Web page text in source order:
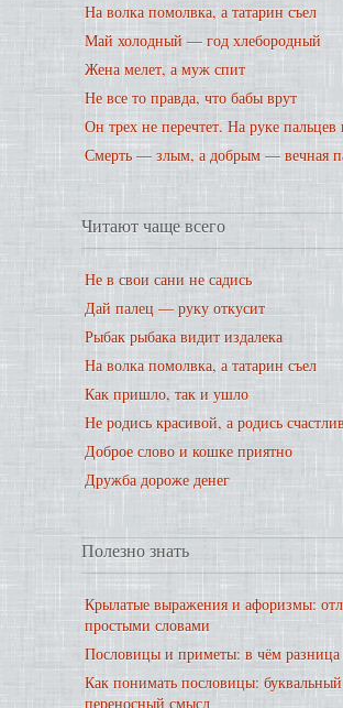
На волка помолвка, а татарин съел
Май холодный — год хлебородный
Жена мелет, а муж спит
Не все то правда, что бабы врут
Он трех не перечтет. На руке пальцев
Смерть — злым, а добрым — вечная
Читают чаще всего
Не в свои сани не садись
Дай палец — руку откусит
Рыбак рыбака видит издалека
На волка помолвка, а татарин съел
Как пришло, так и ушло
Не родись красивой, а родись
Доброе слово и кошке приятно
Дружба дороже денег
Полезно знать
Крылатые выражения и афоризмы:
простыми словами
Пословицы и приметы: в чём разница
Как понимать пословицы:
переносный смысл